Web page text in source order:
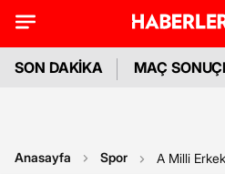
SON DAKİKA MAÇ
Anasayfa Spor A Milli